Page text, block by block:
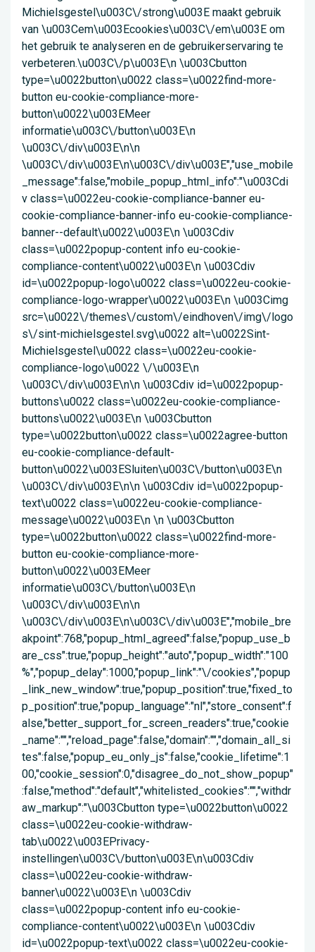
Michielsgestel\u003C\/strong\u003E maakt gebruik
van \u003Cem\u003Ecookies\u003C\/em\u003E om
het gebruik te analyseren en de gebruikerservaring te
verbeteren.\u003C\/p\u003E\n \u003Cbutton
type=\u0022button\u0022 class=\u0022find-more-
button eu-cookie-compliance-more-
button\u0022\u003EMeer
informatie\u003C\/button\u003E\n
\u003C\/div\u003E\n\n
\u003C\/div\u003E\n\u003C\/div\u003E","use_mobile
_message":false,"mobile_popup_html_info":"\u003Cdi
v class=\u0022eu-cookie-compliance-banner eu-
cookie-compliance-banner-info eu-cookie-compliance-
banner--default\u0022\u003E\n \u003Cdiv
class=\u0022popup-content info eu-cookie-
compliance-content\u0022\u003E\n \u003Cdiv
id=\u0022popup-logo\u0022 class=\u0022eu-cookie-
compliance-logo-wrapper\u0022\u003E\n \u003Cimg
src=\u0022\/themes\/custom\/eindhoven\/img\/logo
s\/sint-michielsgestel.svg\u0022 alt=\u0022Sint-
Michielsgestel\u0022 class=\u0022eu-cookie-
compliance-logo\u0022 \/\u003E\n
\u003C\/div\u003E\n\n \u003Cdiv id=\u0022popup-
buttons\u0022 class=\u0022eu-cookie-compliance-
buttons\u0022\u003E\n \u003Cbutton
type=\u0022button\u0022 class=\u0022agree-button
eu-cookie-compliance-default-
button\u0022\u003ESluiten\u003C\/button\u003E\n
\u003C\/div\u003E\n\n \u003Cdiv id=\u0022popup-
text\u0022 class=\u0022eu-cookie-compliance-
message\u0022\u003E\n \n \u003Cbutton
type=\u0022button\u0022 class=\u0022find-more-
button eu-cookie-compliance-more-
button\u0022\u003EMeer
informatie\u003C\/button\u003E\n
\u003C\/div\u003E\n\n
\u003C\/div\u003E\n\u003C\/div\u003E","mobile_bre
akpoint":768,"popup_html_agreed":false,"popup_use_b
are_css":true,"popup_height":"auto","popup_width":"100
%","popup_delay":1000,"popup_link":"\/cookies","popup
_link_new_window":true,"popup_position":true,"fixed_to
p_position":true,"popup_language":"nl","store_consent":f
alse,"better_support_for_screen_readers":true,"cookie
_name":"","reload_page":false,"domain":"","domain_all_si
tes":false,"popup_eu_only_js":false,"cookie_lifetime":1
00,"cookie_session":0,"disagree_do_not_show_popup"
:false,"method":"default","whitelisted_cookies":"","withdr
aw_markup":"\u003Cbutton type=\u0022button\u0022
class=\u0022eu-cookie-withdraw-
tab\u0022\u003EPrivacy-
instellingen\u003C\/button\u003E\n\u003Cdiv
class=\u0022eu-cookie-withdraw-
banner\u0022\u003E\n \u003Cdiv
class=\u0022popup-content info eu-cookie-
compliance-content\u0022\u003E\n \u003Cdiv
id=\u0022popup-text\u0022 class=\u0022eu-cookie-